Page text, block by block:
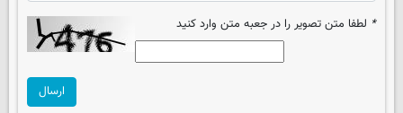
* لطفا متن تصویر را در جعبه متن وارد کنید
ارسال